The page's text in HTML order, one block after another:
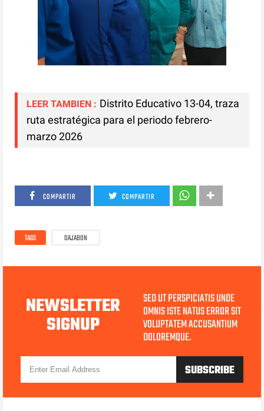
LEER TAMBIEN : Distrito Educativo 13-04, traza
ruta estratégica para el periodo febrero-
marzo 2026
COMPARTIR COMPARTIR
TAGS DAJABON
NEWSLETTER
SIGNUP
SED UT PERSPICIATIS UNDE
OMNIS ISTE NATUS ERROR SIT
VOLUPTATEM ACCUSANTIUM
DOLOREMQUE.